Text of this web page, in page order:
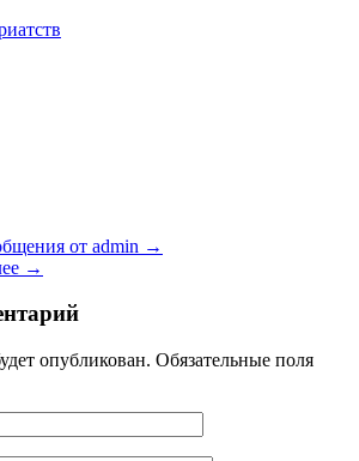
от admin →
→
опубликован. Обязательные поля